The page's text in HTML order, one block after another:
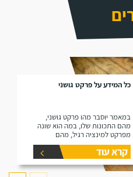
כל המידע על פרקט גושני
במאמר יוסבר מהו פרקט גושני,
מהם התכונות שלו, במה הוא שונה
מפרקט למינציה רגיל, מהם
היתרונות שלו ומהם החסרונות שלו.
קרא עוד